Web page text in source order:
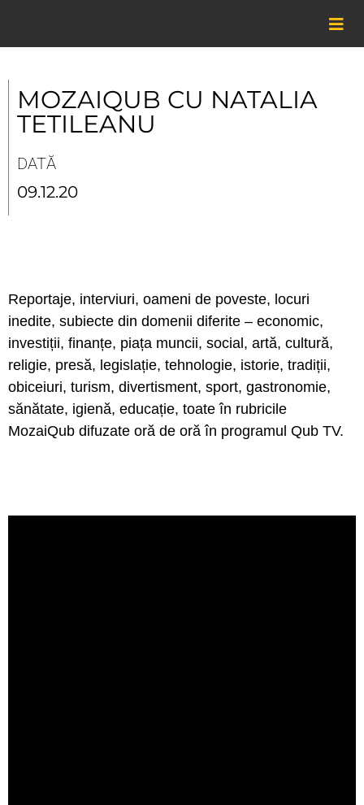
content
MOZAIQUB CU NATALIA
TETILEANU
DATĂ
09.12.20
Reportaje, interviuri, oameni de poveste, locuri
inedite, subiecte din domenii diferite – economic,
investiții, finanțe, piața muncii, social, artă, cultură,
religie, presă, legislație, tehnologie, istorie, tradiții,
obiceiuri, turism, divertisment, sport, gastronomie,
sănătate, igienă, educație, toate în rubricile
MozaiQub difuzate oră de oră în programul Qub TV.